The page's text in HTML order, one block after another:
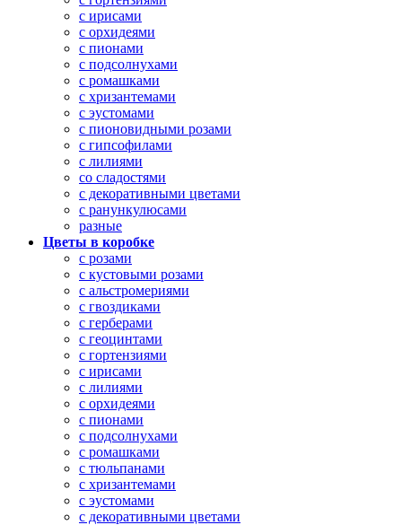
с ирисами
с орхидеями
с пионами
с подсолнухами
с ромашками
с хризантемами
с эустомами
с пионовидными розами
с гипсофилами
с лилиями
со сладостями
с декоративными цветами
с ранункулюсами
разные
Цветы в коробке
с розами
с кустовыми розами
с альстромериями
с гвоздиками
с герберами
с геоцинтами
с гортензиями
с ирисами
с лилиями
с орхидеями
с пионами
с подсолнухами
с ромашками
с тюльпанами
с хризантемами
с эустомами
с декоративными цветами